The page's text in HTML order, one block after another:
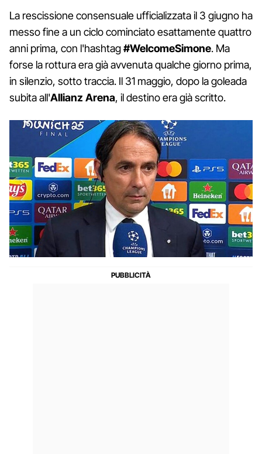
La rescissione consensuale ufficializzata il 3 giugno ha
messo fine a un ciclo cominciato esattamente quattro
anni prima, con l'hashtag#WelcomeSimone. Ma
forse la rottura era già avvenuta qualche giorno prima,
in silenzio, sotto traccia. Il 31 maggio, dopo la goleada
subita all'Allianz Arena, il destino era già scritto.